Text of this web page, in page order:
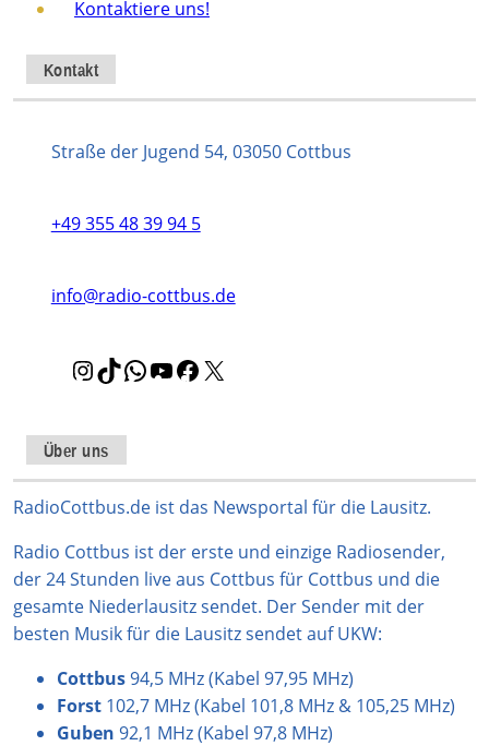
Kontaktiere uns!
Kontakt
Straße der Jugend 54, 03050 Cottbus
+49 355 48 39 94 5
info@radio-cottbus.de
I
t
a
g
a
m
T
o
k
W
s
A
p
Y
u
b
F
b
o
k
Über uns
RadioCottbus.de ist das Newsportal für die Lausitz.
Radio Cottbus ist der erste und einzige Radiosender,
der 24 Stunden live aus Cottbus für Cottbus und die
gesamte Niederlausitz sendet. Der Sender mit der
besten Musik für die Lausitz sendet auf UKW:
Cottbus94,5 MHz (Kabel 97,95 MHz)
Forst 102,7 MHz (Kabel 101,8 MHz & 105,25 MHz)
Guben 92,1 MHz (Kabel 97,8 MHz)